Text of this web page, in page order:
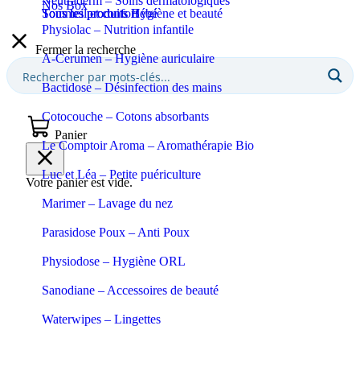
Sommeil et confort
Tous les produits Bébé
Tous les produits Hygiène et beauté
Physiolac – Nutrition infantile
A-Cerumen – Hygiène auriculaire
Bactidose – Désinfection des mains
Cotocouche – Cotons absorbants
Le Comptoir Aroma – Aromathérapie Bio
Luc et Léa – Petite puériculture
Marimer – Lavage du nez
Parasidose Poux – Anti Poux
Physiodose – Hygiène ORL
Sanodiane – Accessoires de beauté
Waterwipes – Lingettes
Nos Box
Fermer la recherche
Panier
Votre panier est vide.